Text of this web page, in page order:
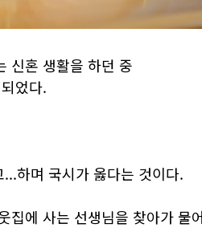
신혼 생활을 하던 중
었다.
하며 국시가 옳다는 것이다.
집에 사는 선생님을 찾아가 물